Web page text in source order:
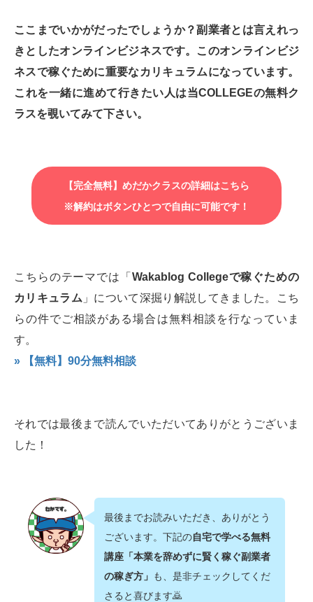
ここまでいかがだったでしょうか？副業者とは言えれっ
きとしたオンラインビジネスです。このオンラインビジ
ネスで稼ぐために重要なカリキュラムになっています。
これを一緒に進めて行きたい人は当COLLEGEの無料ク
ラスを覗いてみて下さい。
【完全無料】めだかクラスの詳細はこちら
※解約はボタンひとつで自由に可能です！
こちらのテーマでは「 Wakablog Collegeで稼ぐための
カリキュラム 」について深掘り解説してきました。こち
らの件でご相談がある場合は無料相談を行なっていま
す。
» 【無料】90分無料相談
それでは最後まで読んでいただいてありがとうございま
した！
最後までお読みいただき、ありがとう
ございます。下記の自宅で学べる無料
講座「本業を辞めずに賢く稼ぐ副業者
の稼ぎ方」 も、是非チェックしてくだ
さると喜びます🙇‍